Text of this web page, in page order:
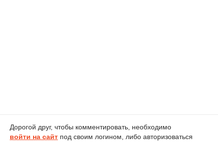
Дорогой друг, чтобы комментировать, необходимо
войти на сайт под своим логином, либо авторизоваться